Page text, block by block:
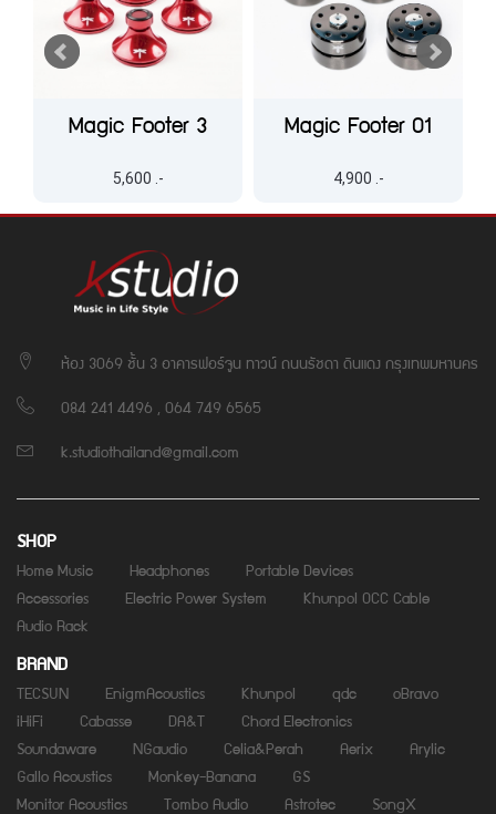
Magic Footer 3
5,600 .-
Magic Footer 01
4,900 .-
ห้อง 3069 ชั้น 3 อาคารฟอร์จูน ทาวน์ ถนนรัชดา ดินแดง กรุงเทพมหานคร
084 241 4496 , 064 749 6565
k.studiothailand@gmail.com
SHOP
Home Music Headphones
Portable Devices
Accessories
Electric Power System
Khunpol OCC Cable
Audio Rack
BRAND
TECSUN EnigmAcoustics Khunpol qdc
oBravo
iHiFi
Cabasse DA&T
Chord Electronics
Soundaware
NGaudio Celia&Perah Aerix
Arylic
Gallo Acoustics
Monkey-Banana
GS
Monitor Acoustics
Tombo Audio Astrotec SongX